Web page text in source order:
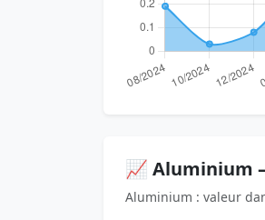
📈 Aluminium
Aluminium : valeur